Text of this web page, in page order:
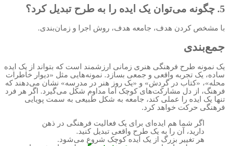
5. چگونه می‌توان یک ایده را به طرح تبدیل کرد؟
با مشخص کردن هدف، جامعه هدف، روش اجرا و زمان‌بندی.
جمع‌بندی
یک نمونه طرح فرهنگی هنری زمانی ارزشمند است که بتواند از یک ایده
ساده، یک تجربه واقعی و جمعی بسازد. نمونه‌هایی مثل «دیوار خاطرات
محله»، «کتاب در گردش» و «یک روز هنر در مدرسه» نشان می‌دهند که
فرهنگ، از دل مشارکت‌های کوچک اما مداوم شکل می‌گیرد. اگر هر فرد
تنها یک ایده را عملی کند، جامعه به شکل طبیعی به سمت پویایی
فرهنگی حرکت خواهد کرد.
اگر شما هم ایده‌ای برای یک فعالیت فرهنگی در ذهن
دارید، آن را به یک طرح واقعی تبدیل کنید.
هر تغییر بزرگ از یک ایده کوچک شروع می‌شود.